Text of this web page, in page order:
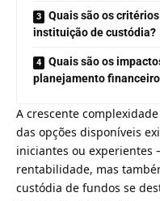
Quais são os
instituição de custódia?
Quais são os
planejamento
A crescente
das opções disponíveis
iniciantes ou experientes
rentabilidade, mas
custódia de fundos se